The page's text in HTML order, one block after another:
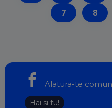
7
8
Alatura-te
Hai si tu!